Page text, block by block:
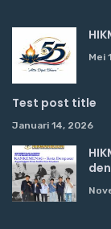
Mei
Test post title
Januari 14, 2026